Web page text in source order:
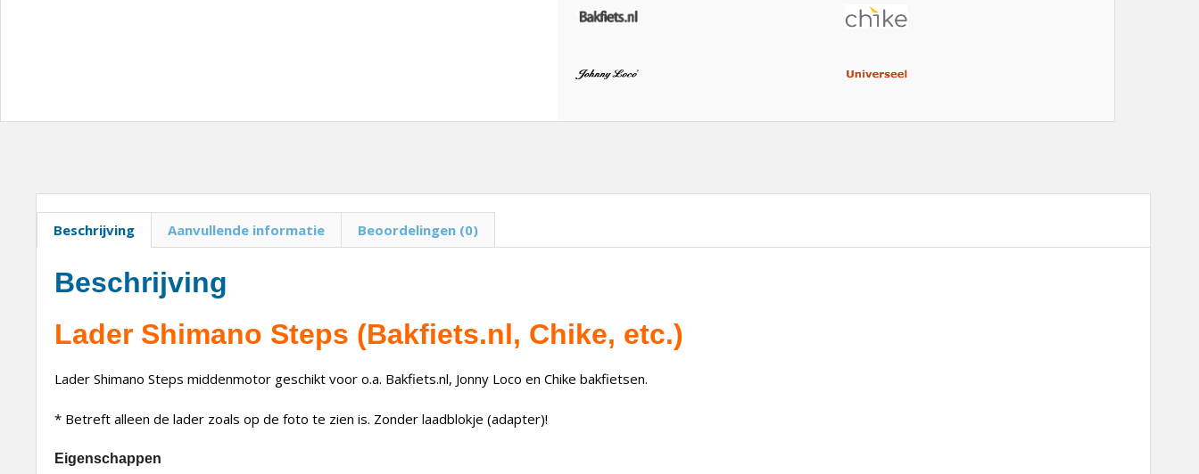
Beschrijving Aanvullende informatie Beoordelingen (0)
Beschrijving
Lader Shimano Steps (Bakfiets.nl, Chike, etc.)
Lader Shimano Steps middenmotor geschikt voor o.a. Bakfiets.nl, Jonny Loco en Chike bakfietsen.
* Betreft alleen de lader zoals op de foto te zien is. Zonder laadblokje (adapter)!
Eigenschappen